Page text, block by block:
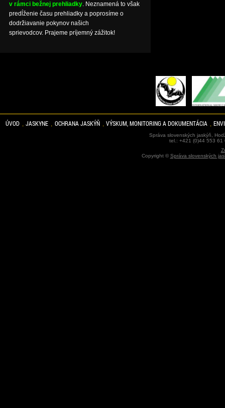
v rámci bežnej prehliadky. Neznamená to však
predĺženie času prehliadky a poprosíme o
dodržiavanie pokynov našich
sprievodcov. Prajeme príjemný zážitok!
ÚVOD JASKYNE OCHRANA JASKÝŇ VÝSKUM, MONITORING A DOKUMENTÁCIA
Správa slovenských jaskýň,
tel.: +421 (0)44 553
Copyright ©Správa slovenských